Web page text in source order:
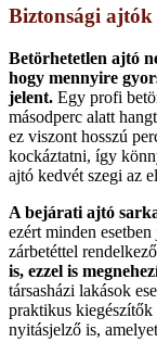
Biztonsági ajtók
Betörhetetlen ajtó
hogy mennyire
jelent. Egy profi
másodperc alatt
ez viszont hosszú
kockáztatni, így
ajtó kedvét szegi az
A bejárati ajtó
ezért minden
zárbetéttel
is, ezzel is
társasházi lakások
praktikus kiegészítők
nyitásjelző is,